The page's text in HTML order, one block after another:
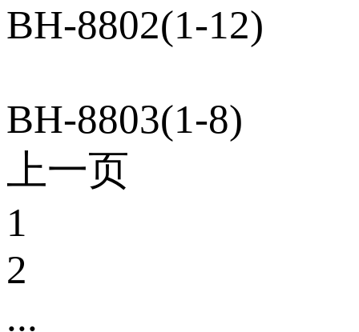
BH-8802(1-12)
BH-8803(1-8)
上一页
1
2
...